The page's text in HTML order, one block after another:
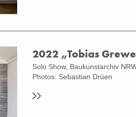
2022 „Tobias Grewe
Solo Show, Baukunstarchiv
Photos: Sebastian Drüen